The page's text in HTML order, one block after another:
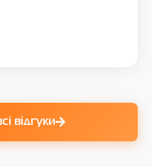
відгуки